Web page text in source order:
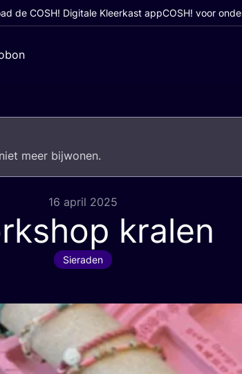
de COSH! Digitale Kleerkast appCOSH! voor
meer bijwonen.
16 april 2025
kralen
Sieraden